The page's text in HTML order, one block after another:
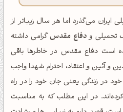
می‌گذرد اما هر سال زیباتر از
تحمیلی ودفاع مقدسگرامی داشته
است دفاع مقدس در خاطرها باقی
و آئین و اعتقاد، احترام شهدا واجب
خود در زندگی یعنی جان خود را در راه
در این مطلب که به مناسبت